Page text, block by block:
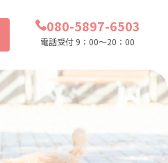
080-5897-6503
電話受付 9：00～20：00